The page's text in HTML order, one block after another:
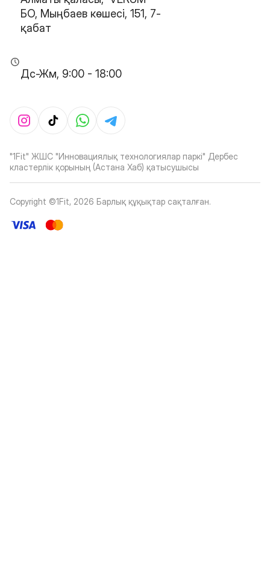
БО, Мыңбаев көшесі, 151, 7-
қабат
Дс-Жм, 9:00 - 18:00
"1Fit" ЖШС "Инновациялық технологиялар паркі" Дербес
кластерлік қорының (Астана Хаб) қатысушысы
Copyright ©1Fit, 2026 Барлық құқықтар сақталған.